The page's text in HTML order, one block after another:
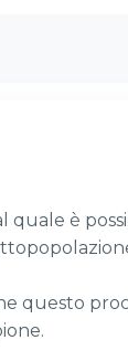
quale è
questo